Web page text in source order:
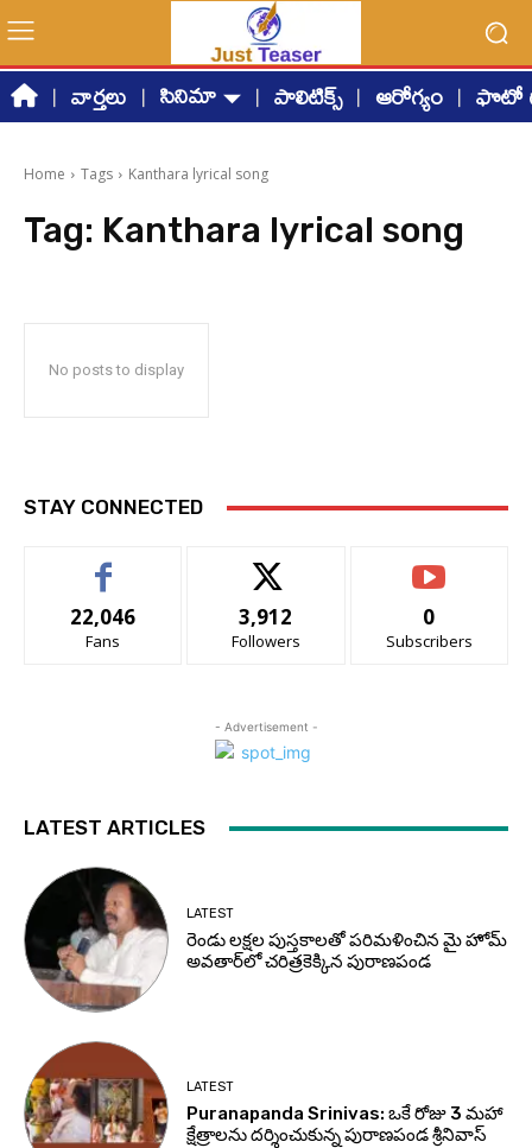
వార్తలు సినిమా పాలిటిక్స్ ఆరోగ్యం ఫొటో
Home Tags Kanthara lyrical song
Tag: Kanthara lyrical song
No posts to display
STAY CONNECTED
22,046
Fans
3,912
Followers
0
Subscribers
- Advertisement -
LATEST ARTICLES
LATEST
రెండు లక్షల పుస్తకాలతో పరిమళించిన మై హోమ్
అవతార్‌లో చరిత్రకెక్కిన పురాణపండ
LATEST
Puranapanda Srinivas: ఒకే రోజు 3 మహా
క్షేత్రాలను దర్శించుకున్న పురాణపండ శ్రీనివాస్